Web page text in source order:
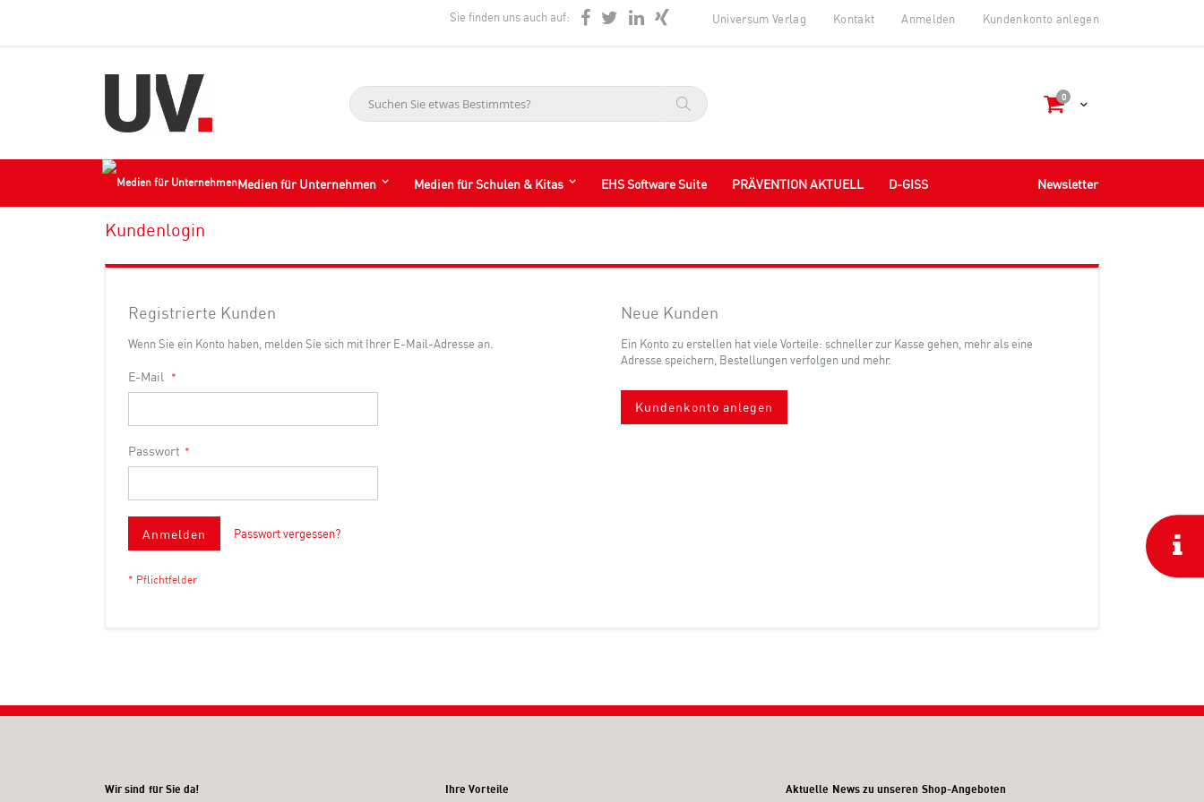
Sie finden uns auch auf: Universum Verlag Kontakt Anmelden Kundenkonto anlegen
Cart
0items
Suche
Medien für Unternehmen Medien für Schulen & Kitas EHS Software Suite PRÄVENTION AKTUELL D-GISS Newsletter
Kundenlogin
Registrierte Kunden
Wenn Sie ein Konto haben, melden Sie sich mit Ihrer E-Mail-Adresse an.
E-Mail
Passwort
Anmelden Passwort vergessen?
Neue Kunden
Ein Konto zu erstellen hat viele Vorteile: schneller zur Kasse gehen, mehr als eine
Adresse speichern, Bestellungen verfolgen und mehr.
Kundenkonto anlegen
Wir sind für Sie da! Ihre Vorteile Aktuelle News zu unseren Shop-Angeboten